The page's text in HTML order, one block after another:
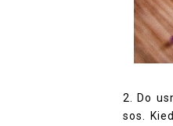
2. Do
sos.